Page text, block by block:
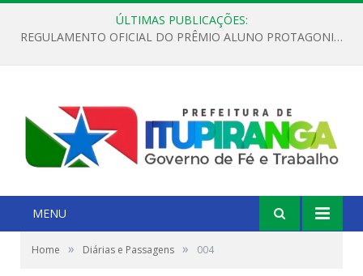
ÚLTIMAS PUBLICAÇÕES:
REGULAMENTO OFICIAL DO PRÊMIO ALUNO PROTAGONISTA – EDIÇÃO 2026
MENU
Home » Diárias e Passagens » 004